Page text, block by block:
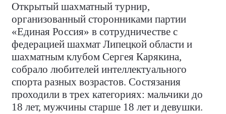
Открытый шахматный турнир,
организованный сторонниками партии
«Единая Россия» в сотрудничестве с
федерацией шахмат Липецкой области и
шахматным клубом Сергея Карякина,
собрало любителей интеллектуального
спорта разных возрастов. Состязания
проходили в трех категориях: мальчики до
18 лет, мужчины старше 18 лет и девушки.